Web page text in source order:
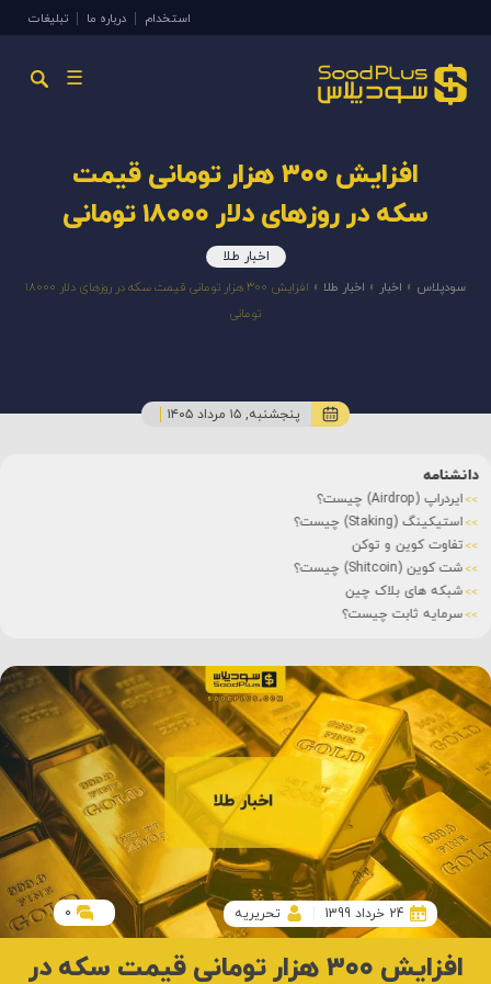
استخدام درباره ما تبلیغات
☰
افزایش ۳۰۰ هزار تومانی قیمت
سکه در روزهای دلار ۱۸۰۰۰ تومانی
اخبار طلا
سودپلاس » اخبار » اخبار طلا »
افزایش ۳۰۰ هزار تومانی قیمت سکه در روزهای دلار ۱۸۰۰۰
تومانی
پنجشنبه, ۱۵ مرداد ۱۴۰۵
دانشنامه
ایردراپ (Airdrop) چیست؟
استیکینگ (Staking) چیست؟
تفاوت کوین و توکن
شت کوین (Shitcoin) چیست؟
شبکه های بلاک چین
سرمایه ثابت چیست؟
افزایش ۳۰۰ هزار تومانی قیمت سکه در
24 خرداد 1399 تحریریه 0